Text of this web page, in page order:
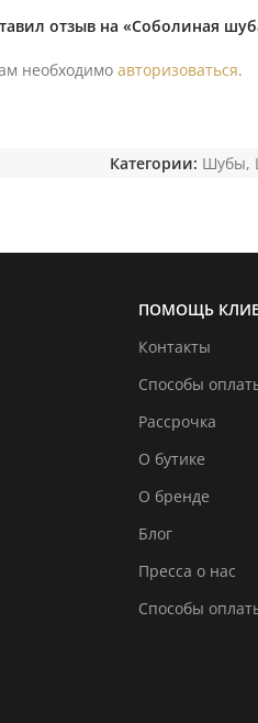
отзыв на «Соболиная
необходимо авторизоваться.
Категории: Шубы,
ПОМОЩЬ
Контакты
Способы
Рассрочка
О бутике
О бренде
Блог
Пресса о нас
Способы